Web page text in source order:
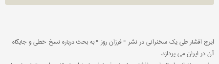
ایرج افشار طی یک سخنرانی در نشر " فرزان روز " به بحث درباره نسخ خطی و جایگاه
آن در ایران می پردازد.